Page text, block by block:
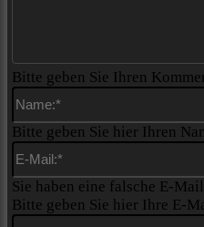
Bitte geben Sie Ihren
Bitte geben Sie hier Ihren
Sie haben eine falsche E-
Bitte geben Sie hier Ihre E-